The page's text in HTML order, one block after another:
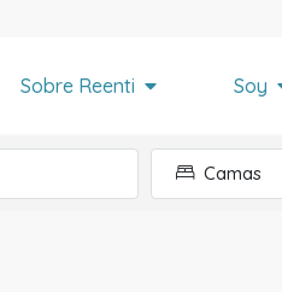
Sobre Reenti Soy
Camas